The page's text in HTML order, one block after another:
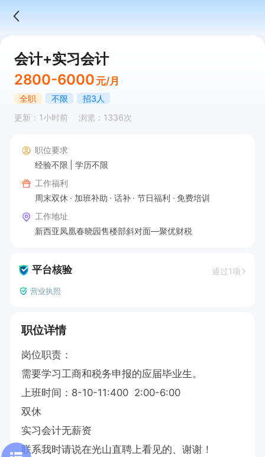
会计+实习会计
2800-6000 元/月
全职 不限
招3人
更新：1小时前
浏览：1336次
职位要求
经验不限
学历不限
工作福利
周末双休
加班补助 话补 节日福利
免费培训
工作地址
新西亚凤凰春晓园售楼部斜对面—聚优财税
平台核验 通过1项
营业执照
职位详情
岗位职责：
需要学习工商和税务申报的应届毕业生。
上班时间：8-10-11:400  2:00-6:00
双休
实习会计无薪资
联系我时请说在光山直聘上看见的、谢谢！